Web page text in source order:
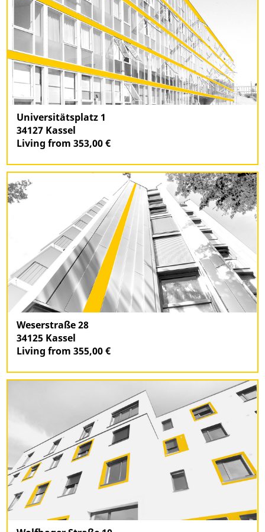
Universitätsplatz 1
34127 Kassel
Living from 353,00 €
Weserstraße 28
34125 Kassel
Living from 355,00 €